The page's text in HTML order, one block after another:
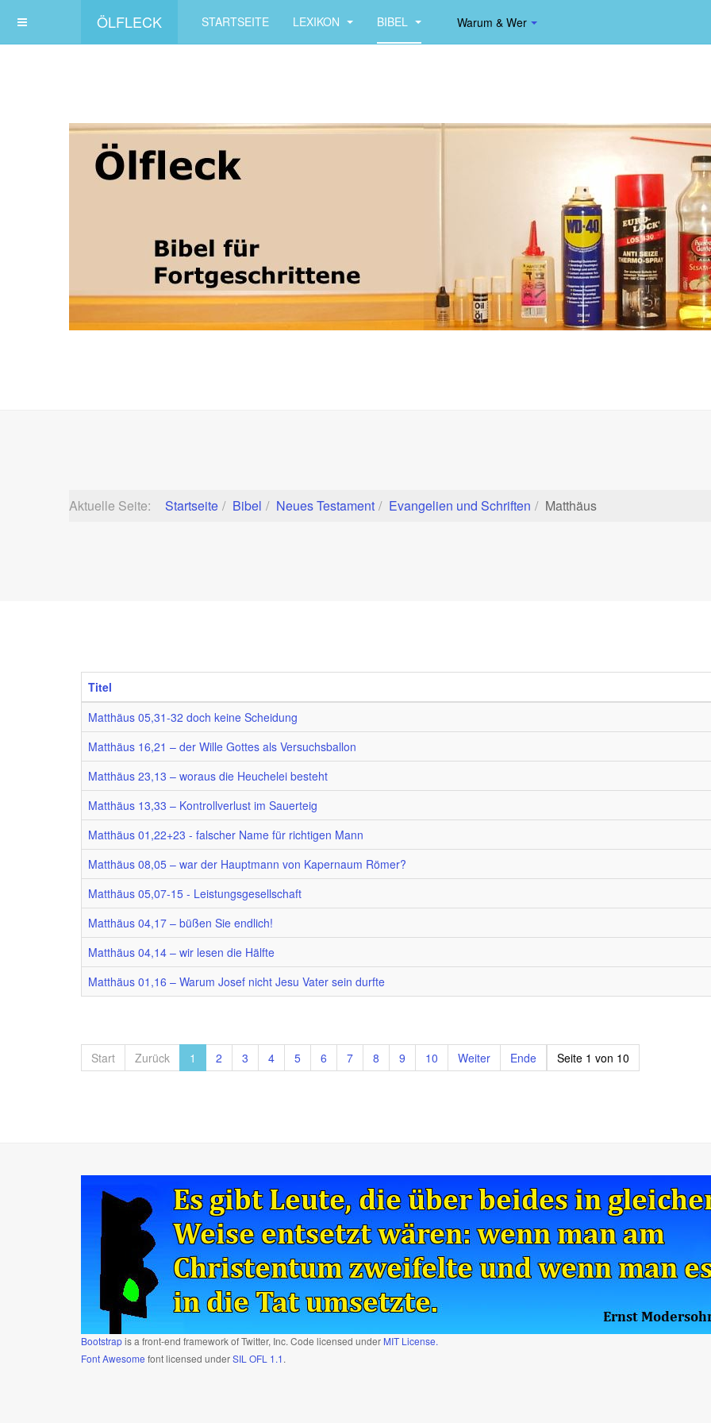
ÖLFLECK STARTSEITE LEXIKON BIBEL Warum & Wer
Aktuelle Seite: Startseite Bibel Neues Testament Evangelien und Schriften Matthäus
Titel
Matthäus 05,31-32 doch keine Scheidung
Matthäus 16,21 – der Wille Gottes als Versuchsballon
Matthäus 23,13 – woraus die Heuchelei besteht
Matthäus 13,33 – Kontrollverlust im Sauerteig
Matthäus 01,22+23 - falscher Name für richtigen Mann
Matthäus 08,05 – war der Hauptmann von Kapernaum Römer?
Matthäus 05,07-15 - Leistungsgesellschaft
Matthäus 04,17 – büßen Sie endlich!
Matthäus 04,14 – wir lesen die Hälfte
Matthäus 01,16 – Warum Josef nicht Jesu Vater sein durfte
Seite 1 von 10
Start Zurück 1 2 3 4 5 6 7 8 9 10 Weiter Ende
Bootstrapis a front-end framework of Twitter, Inc. Code licensed under MIT License.
Font Awesome font licensed underSIL OFL 1.1.